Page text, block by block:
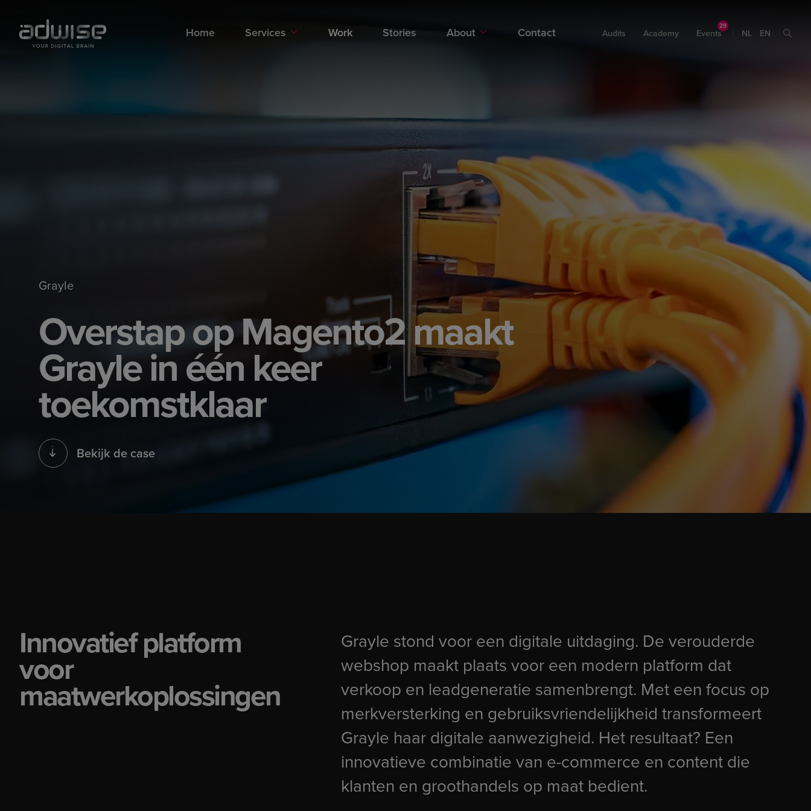
Home Services Work Stories About Contact Audits Academy Events NL EN
Grayle
Overstap op Magento2 maakt
Grayle in één keer
toekomstklaar
Bekijk de case
Innovatief platform
voor
maatwerkoplossingen
Grayle stond voor een digitale uitdaging. De verouderde
webshop maakt plaats voor een modern platform dat
verkoop en leadgeneratie samenbrengt. Met een focus op
merkversterking en gebruiksvriendelijkheid transformeert
Grayle haar digitale aanwezigheid. Het resultaat? Een
innovatieve combinatie van e-commerce en content die
klanten en groothandels op maat bedient.